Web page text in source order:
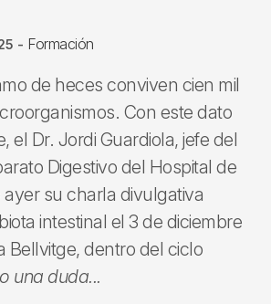
- Formación
de heces conviven cien mil
Con este dato
el Dr. Jordi Guardiola, jefe del
Digestivo del Hospital de
ayer su charla divulgativa
intestinal el 3 de diciembre
Bellvitge, dentro del ciclo
una duda...